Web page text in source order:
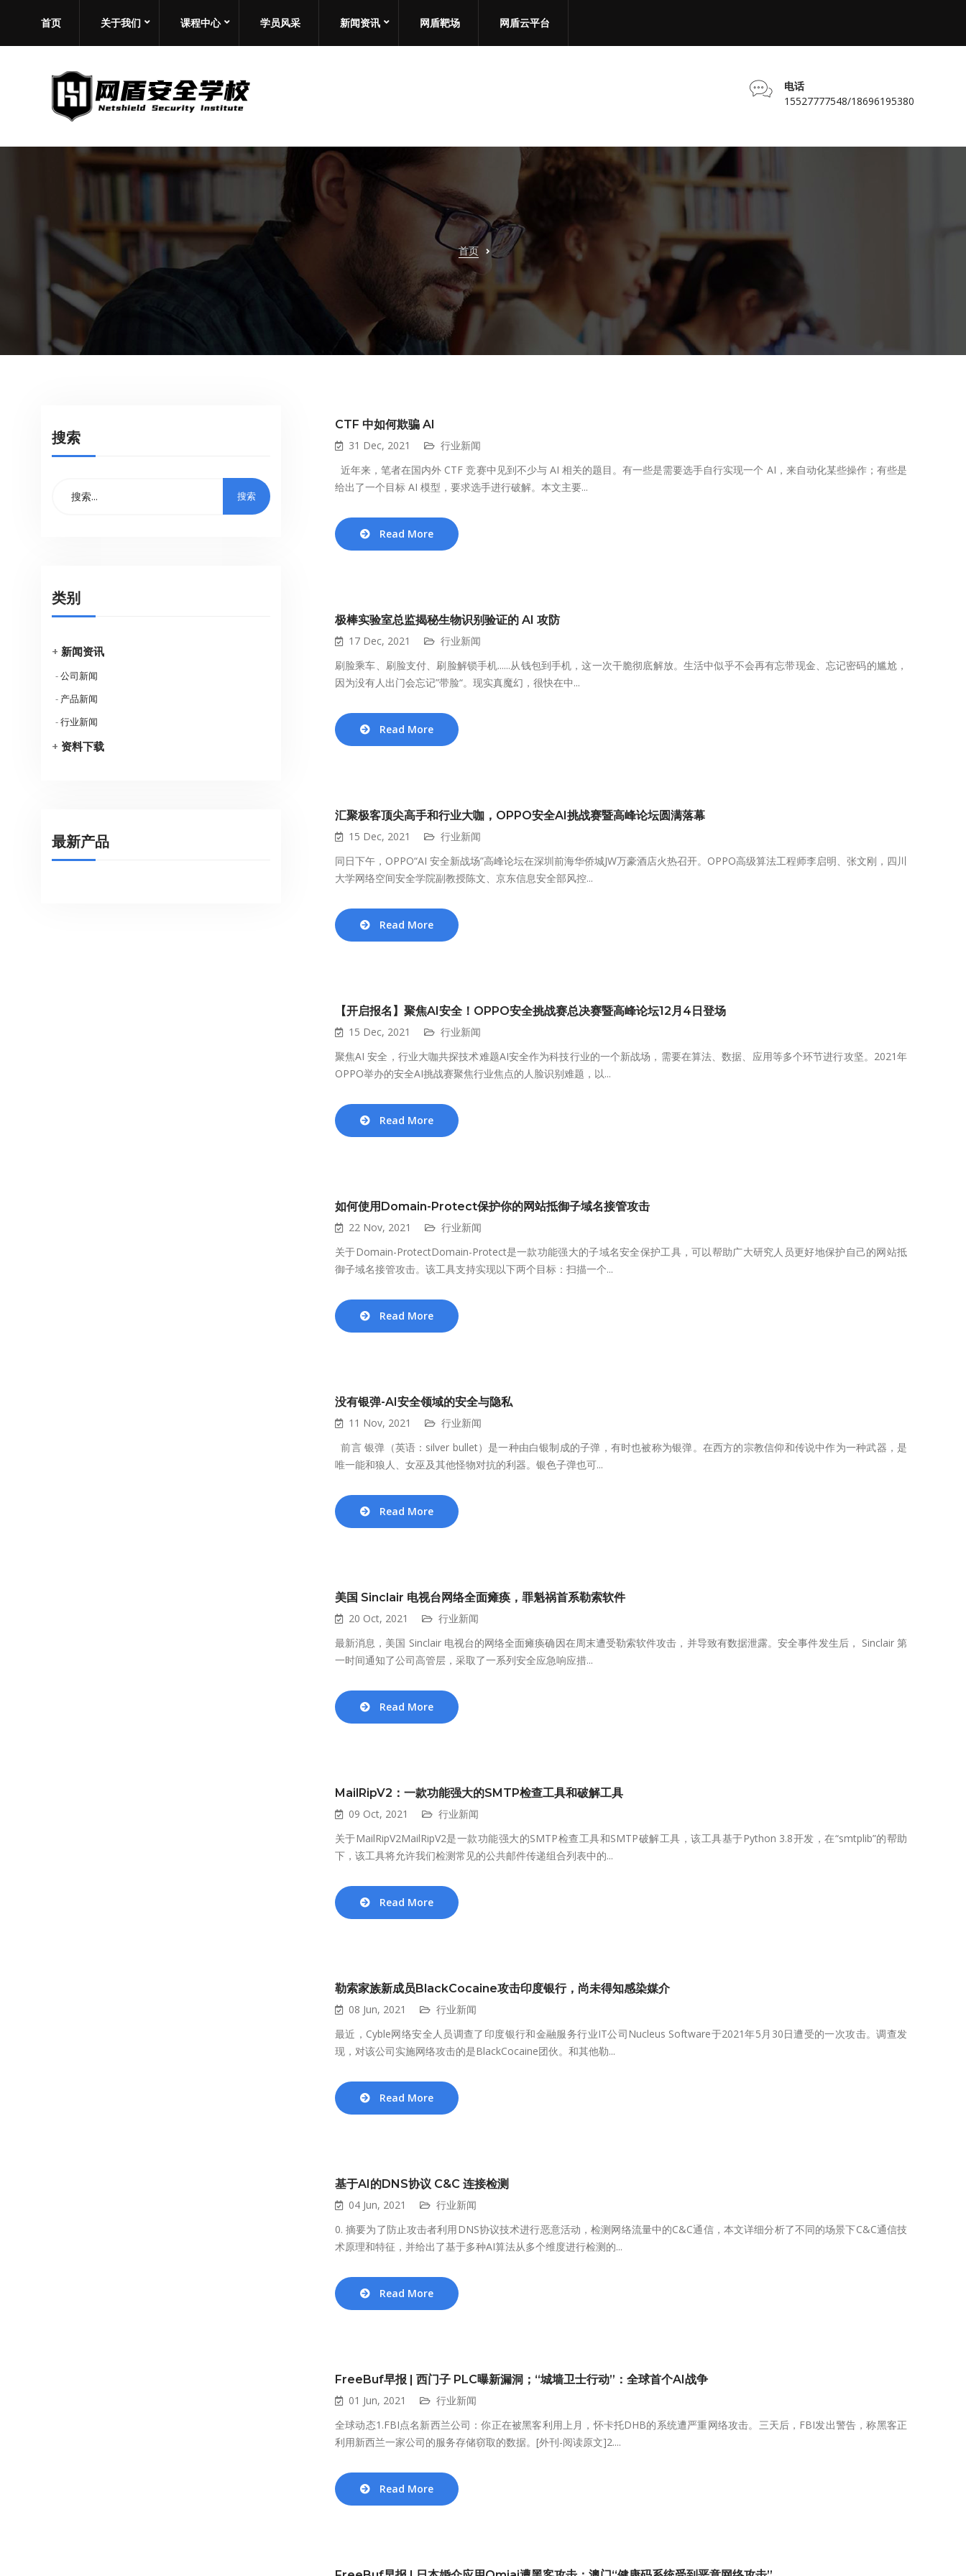
首页 关于我们 课程中心 学员风采 新闻资讯 网盾靶场 网盾云平台
电话
15527777548/18696195380
首页
CTF 中如何欺骗 AI
31 Dec, 2021
行业新闻
近年来，笔者在国内外 CTF 竞赛中见到不少与 AI 相关的题目。有一些是需要选手自行实现一个 AI，来自动化某些操作；有些是
给出了一个目标 AI 模型，要求选手进行破解。本文主要...
Read More
极棒实验室总监揭秘生物识别验证的 AI 攻防
17 Dec, 2021
行业新闻
刷脸乘车、刷脸支付、刷脸解锁手机......从钱包到手机，这一次干脆彻底解放。生活中似乎不会再有忘带现金、忘记密码的尴尬，
因为没有人出门会忘记”带脸“。现实真魔幻，很快在中...
Read More
汇聚极客顶尖高手和行业大咖，OPPO安全AI挑战赛暨高峰论坛圆满落幕
15 Dec, 2021
行业新闻
同日下午，OPPO“AI 安全新战场”高峰论坛在深圳前海华侨城JW万豪酒店火热召开。OPPO高级算法工程师李启明、张文刚，四川
大学网络空间安全学院副教授陈文、京东信息安全部风控...
Read More
【开启报名】聚焦AI安全！OPPO安全挑战赛总决赛暨高峰论坛12月4日登场
15 Dec, 2021
行业新闻
聚焦AI 安全，行业大咖共探技术难题AI安全作为科技行业的一个新战场，需要在算法、数据、应用等多个环节进行攻坚。2021年
OPPO举办的安全AI挑战赛聚焦行业焦点的人脸识别难题，以...
Read More
如何使用Domain-Protect保护你的网站抵御子域名接管攻击
22 Nov, 2021
行业新闻
关于Domain-ProtectDomain-Protect是一款功能强大的子域名安全保护工具，可以帮助广大研究人员更好地保护自己的网站抵
御子域名接管攻击。该工具支持实现以下两个目标：扫描一个...
Read More
没有银弹-AI安全领域的安全与隐私
11 Nov, 2021
行业新闻
前言 银弹（英语：silver bullet）是一种由白银制成的子弹，有时也被称为银弹。在西方的宗教信仰和传说中作为一种武器，是
唯一能和狼人、女巫及其他怪物对抗的利器。银色子弹也可...
Read More
美国 Sinclair 电视台网络全面瘫痪，罪魁祸首系勒索软件
20 Oct, 2021
行业新闻
最新消息，美国 Sinclair 电视台的网络全面瘫痪确因在周末遭受勒索软件攻击，并导致有数据泄露。安全事件发生后， Sinclair 第
一时间通知了公司高管层，采取了一系列安全应急响应措...
Read More
MailRipV2：一款功能强大的SMTP检查工具和破解工具
09 Oct, 2021
行业新闻
关于MailRipV2MailRipV2是一款功能强大的SMTP检查工具和SMTP破解工具，该工具基于Python 3.8开发，在“smtplib”的帮助
下，该工具将允许我们检测常见的公共邮件传递组合列表中的...
Read More
勒索家族新成员BlackCocaine攻击印度银行，尚未得知感染媒介
08 Jun, 2021
行业新闻
最近，Cyble网络安全人员调查了印度银行和金融服务行业IT公司Nucleus Software于2021年5月30日遭受的一次攻击。调查发
现，对该公司实施网络攻击的是BlackCocaine团伙。和其他勒...
Read More
基于AI的DNS协议 C&C 连接检测
04 Jun, 2021
行业新闻
0. 摘要为了防止攻击者利用DNS协议技术进行恶意活动，检测网络流量中的C&C通信，本文详细分析了不同的场景下C&C通信技
术原理和特征，并给出了基于多种AI算法从多个维度进行检测的...
Read More
FreeBuf早报 | 西门子 PLC曝新漏洞；“城墙卫士行动”：全球首个AI战争
01 Jun, 2021
行业新闻
全球动态1.FBI点名新西兰公司：你正在被黑客利用上月，怀卡托DHB的系统遭严重网络攻击。三天后，FBI发出警告，称黑客正
利用新西兰一家公司的服务存储窃取的数据。[外刊-阅读原文]2....
Read More
搜索
类别
+ 新闻资讯
-公司新闻
- 产品新闻
-行业新闻
+ 资料下载
最新产品